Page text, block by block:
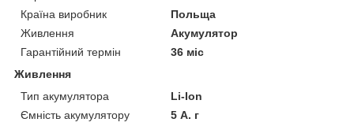
Країна виробник
Польща
Живлення
Акумулятор
Гарантійний термін
36 міс
Живлення
Тип акумулятора
Li-Ion
Ємність акумулятору
5 А. г